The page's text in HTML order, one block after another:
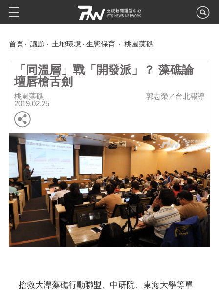
首頁 議題 土地環境 生態保育 桃園藻礁
「同溫層」戰「開發派」？ 藻礁論
壇唇槍舌劍
桃園藻礁
2019.02.25
郭志榮／台北報導
搶救大潭藻礁行動聯盟、中研院、東海大學等單